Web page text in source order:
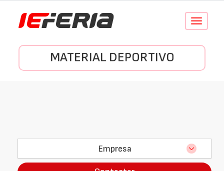
Conmutar
MATERIAL DEPORTIVO
Empresa